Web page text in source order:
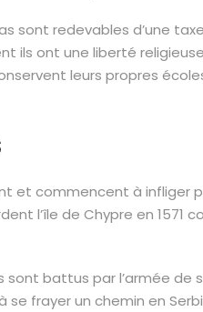
sont redevables d’une
ils ont une liberté
leurs propres
et commencent à infliger
l’île de Chypre en 1571
sont battus par l’armée de
se frayer un chemin en